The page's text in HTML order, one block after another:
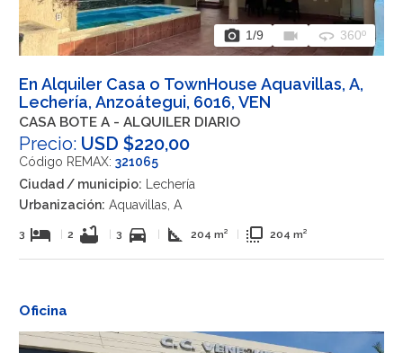
photo_camera 1/9 videocam 360 360º
En Alquiler Casa o TownHouse Aquavillas, A,
Lechería, Anzoátegui, 6016, VEN
CASA BOTE A - ALQUILER DIARIO
Precio: USD $220,00
Código REMAX: 321065
Ciudad / municipio: Lechería
Urbanización: Aquavillas, A
3 hotel 2 bathtub 3 directions_car square_foot 204 m² flip_to_front 204 m²
Oficina